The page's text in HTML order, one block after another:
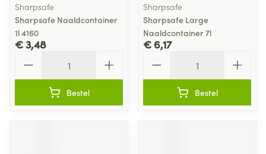
Sharpsafe
Sharpsafe Naaldcontainer
1l 4160
€ 3,48
Bestel
Sharpsafe
Sharpsafe Large
Naaldcontainer 7l
€ 6,17
Bestel